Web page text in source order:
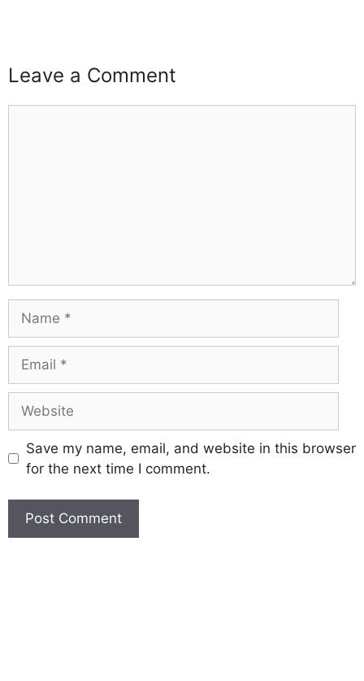
Leave a Comment
Save my name, email, and website in this browser
for the next time I comment.